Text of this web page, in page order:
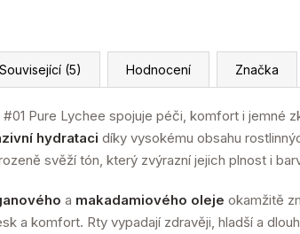
Související (5) Hodnocení Značka
Pure Lychee spojuje péči, komfort i jemné
hydrataci díky vysokému obsahu
svěží tón, který zvýrazní jejich plnost i
a makadamiového oleje okamžitě
a komfort. Rty vypadají zdravěji, hladší a